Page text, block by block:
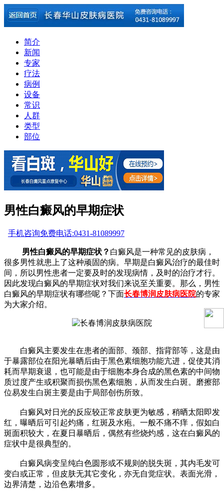
简介
新闻
专家
疗法
病例
设备
常识
人群
类型
部位
男性白癜风的早期症状
手机咨询免费电话:0431-81089997
男性白癜风的早期症状？ 白癜风是一种常见的皮肤病，
很多男性就患上了这种顽固的病。早期是白癜风治疗的最佳时
间，所以男性患者一定要及时的发现病情，及时的治疗才行。
因此发现白癜风的早期症状对我们来说至关重要。那么，男性
白癜风的早期症状有哪些呢？下面长春博润皮肤病医院的专家
为大家介绍。
白癜风主要发生在患者的面部、颈部、指背部等，这是由
于暴露部位在阳光暴晒后由于黑色素细胞功能亢进，促使其消
耗而早期衰退，也可能是由于细胞本身合成的黑色素的中间物
质过度产生或积聚而损伤黑色素细胞，从而发生白斑。磨擦部
位易发生白斑主要是由于局部创伤所致。
白癜风对日光的反应较正常皮肤更为敏感，稍晒太阳即发
红，曝晒后可引起灼痛，红斑及水疱。一般不痛不痒，假如白
斑面积较大，在夏日暴晒后，偶然有些烧灼感，这在白癜风的
症状中是很典型的。
白癜风病变呈纯白色圆形或不规则的脱失斑，其内毛发可
变白或正常，但皮肤无其它变化，亦无自觉症状。表面光滑，
边界清楚，边沿色素增多。